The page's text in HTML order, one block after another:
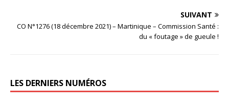
SUIVANT
CO N°1276 (18 décembre 2021) – Martinique – Commission Santé :
du « foutage » de gueule !
LES DERNIERS NUMÉROS